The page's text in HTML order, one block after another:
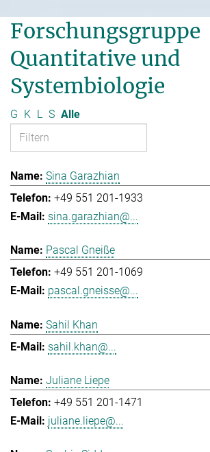
Forschungsgruppe
Quantitative und
Systembiologie
G K L S Alle
Sina Garazhian
+49 551 201-1933
sina.garazhian@...
Pascal Gneiße
+49 551 201-1069
pascal.gneisse@...
Sahil Khan
sahil.khan@...
Juliane Liepe
+49 551 201-1471
juliane.liepe@...